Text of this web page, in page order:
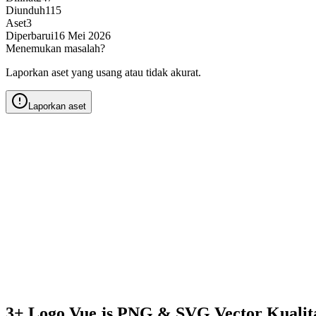
Diunduh115
Aset3
Diperbarui16 Mei 2026
Menemukan masalah?
Laporkan aset yang usang atau tidak akurat.
Laporkan aset